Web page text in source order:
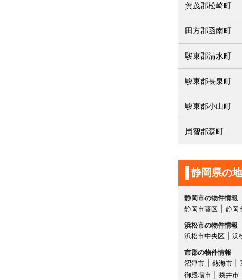
賀茂郡松崎町
田方郡函南町
駿東郡清水町
駿東郡長泉町
駿東郡小山町
周智郡森町
静岡県の
静岡市の物件情報
静岡市葵区
静岡
浜松市の物件情報
浜松市中央区
浜
市郡の物件情報
沼津市
熱海市
御殿場市
袋井市